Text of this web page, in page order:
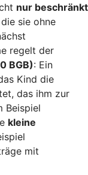
nur beschränkt
sie ohne
regelt der
BGB): Ein
Kind die
das ihm zur
Beispiel
kleine
mit